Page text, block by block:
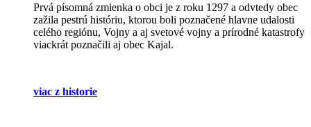
Prvá písomná zmienka o obci je z roku 1297 a odvtedy obec
zažila pestrú históriu, ktorou boli poznačené hlavne udalosti
celého regiónu, Vojny a aj svetové vojny a prírodné katastrofy
viackrát poznačili aj obec Kajal.
viac z historie